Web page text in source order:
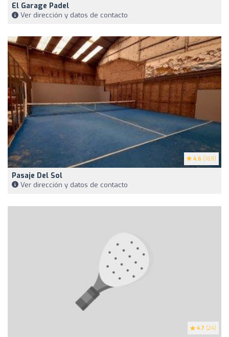
El Garage Padel
Ver dirección y datos de contacto
4.6 (169)
Pasaje Del Sol
Ver dirección y datos de contacto
4.7 (24)